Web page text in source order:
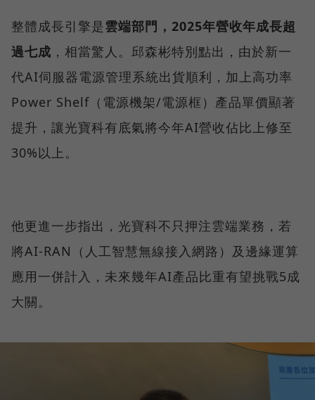
整體成長引擎是雲端部門，2025年營收年成長超
過七成 ，相當驚人。邱森彬特別點出，由於新一
代AI伺服器電源管理系統出貨順利，加上高功率
Power Shelf（電源機架/電源框）產品單價顯著
提升，讓光寶科有底氣將今年AI營收佔比上修至
30%以上。
他更進一步指出，光寶科不只押注雲端業務，若
將AI-RAN（人工智慧無線接入網路）及邊緣運算
應用一併計入，未來幾年AI產品比重有望挑戰5成
大關。